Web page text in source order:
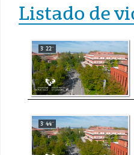
Listado de
3' 22''
3' 44''